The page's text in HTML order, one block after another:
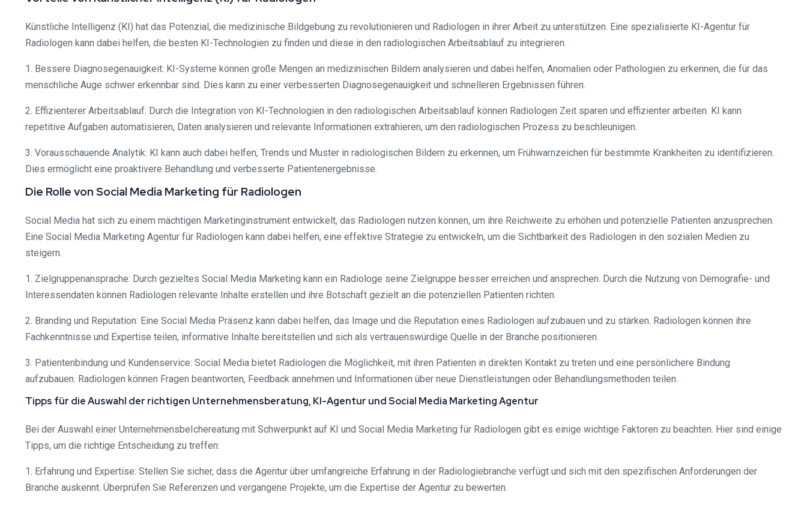
Künstliche Intelligenz (KI) hat das Potenzial, die medizinische Bildgebung zu revolutionieren und Radiologen in ihrer Arbeit zu unterstützen. Eine spezialisierte KI-Agentur für
Radiologen kann dabei helfen, die besten KI-Technologien zu finden und diese in den radiologischen Arbeitsablauf zu integrieren.
1. Bessere Diagnosegenauigkeit: KI-Systeme können große Mengen an medizinischen Bildern analysieren und dabei helfen, Anomalien oder Pathologien zu erkennen, die für das
menschliche Auge schwer erkennbar sind. Dies kann zu einer verbesserten Diagnosegenauigkeit und schnelleren Ergebnissen führen.
2. Effizienterer Arbeitsablauf: Durch die Integration von KI-Technologien in den radiologischen Arbeitsablauf können Radiologen Zeit sparen und effizienter arbeiten. KI kann
repetitive Aufgaben automatisieren, Daten analysieren und relevante Informationen extrahieren, um den radiologischen Prozess zu beschleunigen.
3. Vorausschauende Analytik: KI kann auch dabei helfen, Trends und Muster in radiologischen Bildern zu erkennen, um Frühwarnzeichen für bestimmte Krankheiten zu identifizieren.
Dies ermöglicht eine proaktivere Behandlung und verbesserte Patientenergebnisse.
Die Rolle von Social Media Marketing für Radiologen
Social Media hat sich zu einem mächtigen Marketinginstrument entwickelt, das Radiologen nutzen können, um ihre Reichweite zu erhöhen und potenzielle Patienten anzusprechen.
Eine Social Media Marketing Agentur für Radiologen kann dabei helfen, eine effektive Strategie zu entwickeln, um die Sichtbarkeit des Radiologen in den sozialen Medien zu
steigern.
1. Zielgruppenansprache: Durch gezieltes Social Media Marketing kann ein Radiologe seine Zielgruppe besser erreichen und ansprechen. Durch die Nutzung von Demografie- und
Interessendaten können Radiologen relevante Inhalte erstellen und ihre Botschaft gezielt an die potenziellen Patienten richten.
2. Branding und Reputation: Eine Social Media Präsenz kann dabei helfen, das Image und die Reputation eines Radiologen aufzubauen und zu stärken. Radiologen können ihre
Fachkenntnisse und Expertise teilen, informative Inhalte bereitstellen und sich als vertrauenswürdige Quelle in der Branche positionieren.
3. Patientenbindung und Kundenservice: Social Media bietet Radiologen die Möglichkeit, mit ihren Patienten in direkten Kontakt zu treten und eine persönlichere Bindung
aufzubauen. Radiologen können Fragen beantworten, Feedback annehmen und Informationen über neue Dienstleistungen oder Behandlungsmethoden teilen.
Tipps für die Auswahl der richtigen Unternehmensberatung, KI-Agentur und Social Media Marketing Agentur
Bei der Auswahl einer UnternehmensbeIchereatung mit Schwerpunkt auf KI und Social Media Marketing für Radiologen gibt es einige wichtige Faktoren zu beachten. Hier sind einige
Tipps, um die richtige Entscheidung zu treffen:
1. Erfahrung und Expertise: Stellen Sie sicher, dass die Agentur über umfangreiche Erfahrung in der Radiologiebranche verfügt und sich mit den spezifischen Anforderungen der
Branche auskennt. Überprüfen Sie Referenzen und vergangene Projekte, um die Expertise der Agentur zu bewerten.